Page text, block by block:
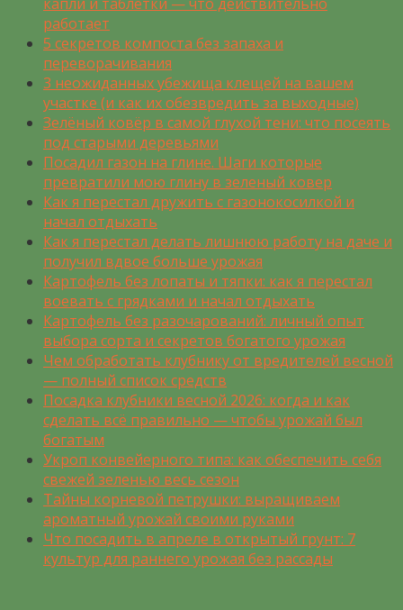
работает
5 секретов компоста без запаха и
переворачивания
3 неожиданных убежища клещей на вашем
участке (и как их обезвредить за выходные)
Зелёный ковёр в самой глухой тени: что посеять
под старыми деревьями
Посадил газон на глине. Шаги которые
превратили мою глину в зеленый ковер
Как я перестал дружить с газонокосилкой и
начал отдыхать
Как я перестал делать лишнюю работу на даче и
получил вдвое больше урожая
Картофель без лопаты и тяпки: как я перестал
воевать с грядками и начал отдыхать
Картофель без разочарований: личный опыт
выбора сорта и секретов богатого урожая
Чем обработать клубнику от вредителей весной
— полный список средств
Посадка клубники весной 2026: когда и как
сделать всё правильно — чтобы урожай был
богатым
Укроп конвейерного типа: как обеспечить себя
свежей зеленью весь сезон
Тайны корневой петрушки: выращиваем
ароматный урожай своими руками
Что посадить в апреле в открытый грунт: 7
культур для раннего урожая без рассады